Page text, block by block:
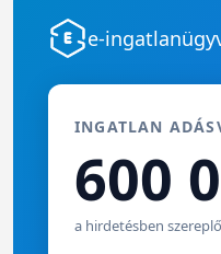
e-
INGATLAN
600
a hirdetésben